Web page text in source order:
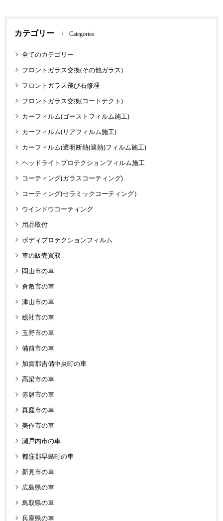
カテゴリー Categories
全てのカテゴリー
フロントガラス交換(その他ガラス)
フロントガラス飛び石修理
フロントガラス交換(コートテクト)
カーフィルム(ゴーストフィルム施工)
カーフィルム(リアフィルム施工)
カーフィルム(透明断熱(遮熱)フィルム施工)
ヘッドライトプロテクションフィルム施工
コーティング(ガラスコーティング)
コーティング(セラミックコーティング）
ウインドウコーティング
用品取付
ボディプロテクションフィルム
車の販売買取
岡山市の車
倉敷市の車
津山市の車
総社市の車
玉野市の車
備前市の車
加賀郡吉備中央町の車
高梁市の車
赤磐市の車
真庭市の車
美作市の車
瀬戸内市の車
都窪郡早島町の車
新見市の車
広島県の車
鳥取県の車
兵庫県の車